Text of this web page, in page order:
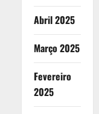
Abril 2025
Março 2025
Fevereiro
2025